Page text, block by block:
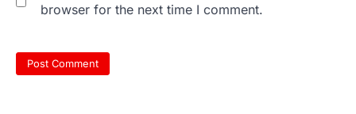
browser for the next time I comment.